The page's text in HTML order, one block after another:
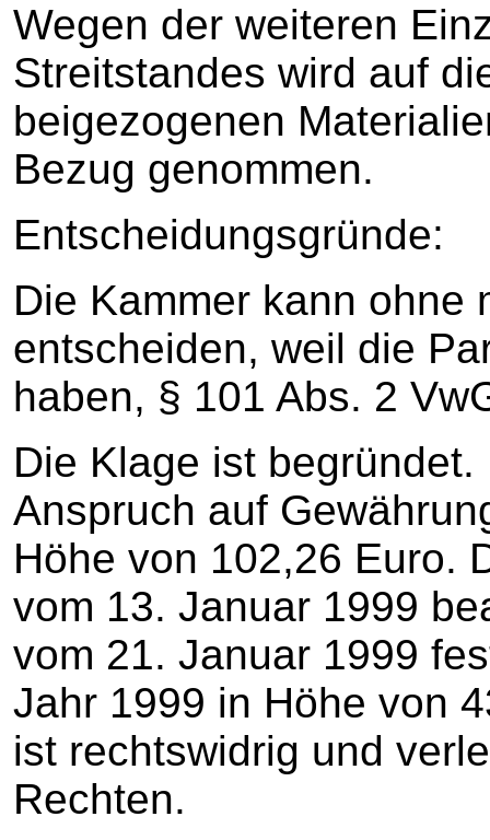
Wegen der weiteren
Streitstandes wird auf
beigezogenen
Bezug genommen.
Entscheidungsgründe:
Die Kammer kann ohne
entscheiden, weil die
haben, § 101 Abs. 2
Die Klage ist
Anspruch auf
Höhe von 102,26 Euro.
vom 13. Januar 1999
vom 21. Januar 1999
Jahr 1999 in Höhe von
ist rechtswidrig und
Rechten.